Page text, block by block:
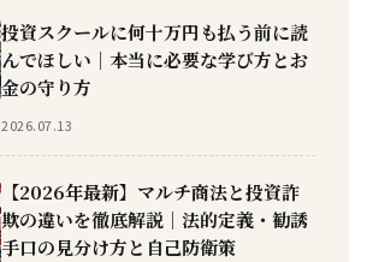
投資スクールに何十万円も払う前に読
んでほしい｜本当に必要な学び方とお
金の守り方
2026.07.13
【2026年最新】マルチ商法と投資詐
欺の違いを徹底解説｜法的定義・勧誘
手口の見分け方と自己防衛策